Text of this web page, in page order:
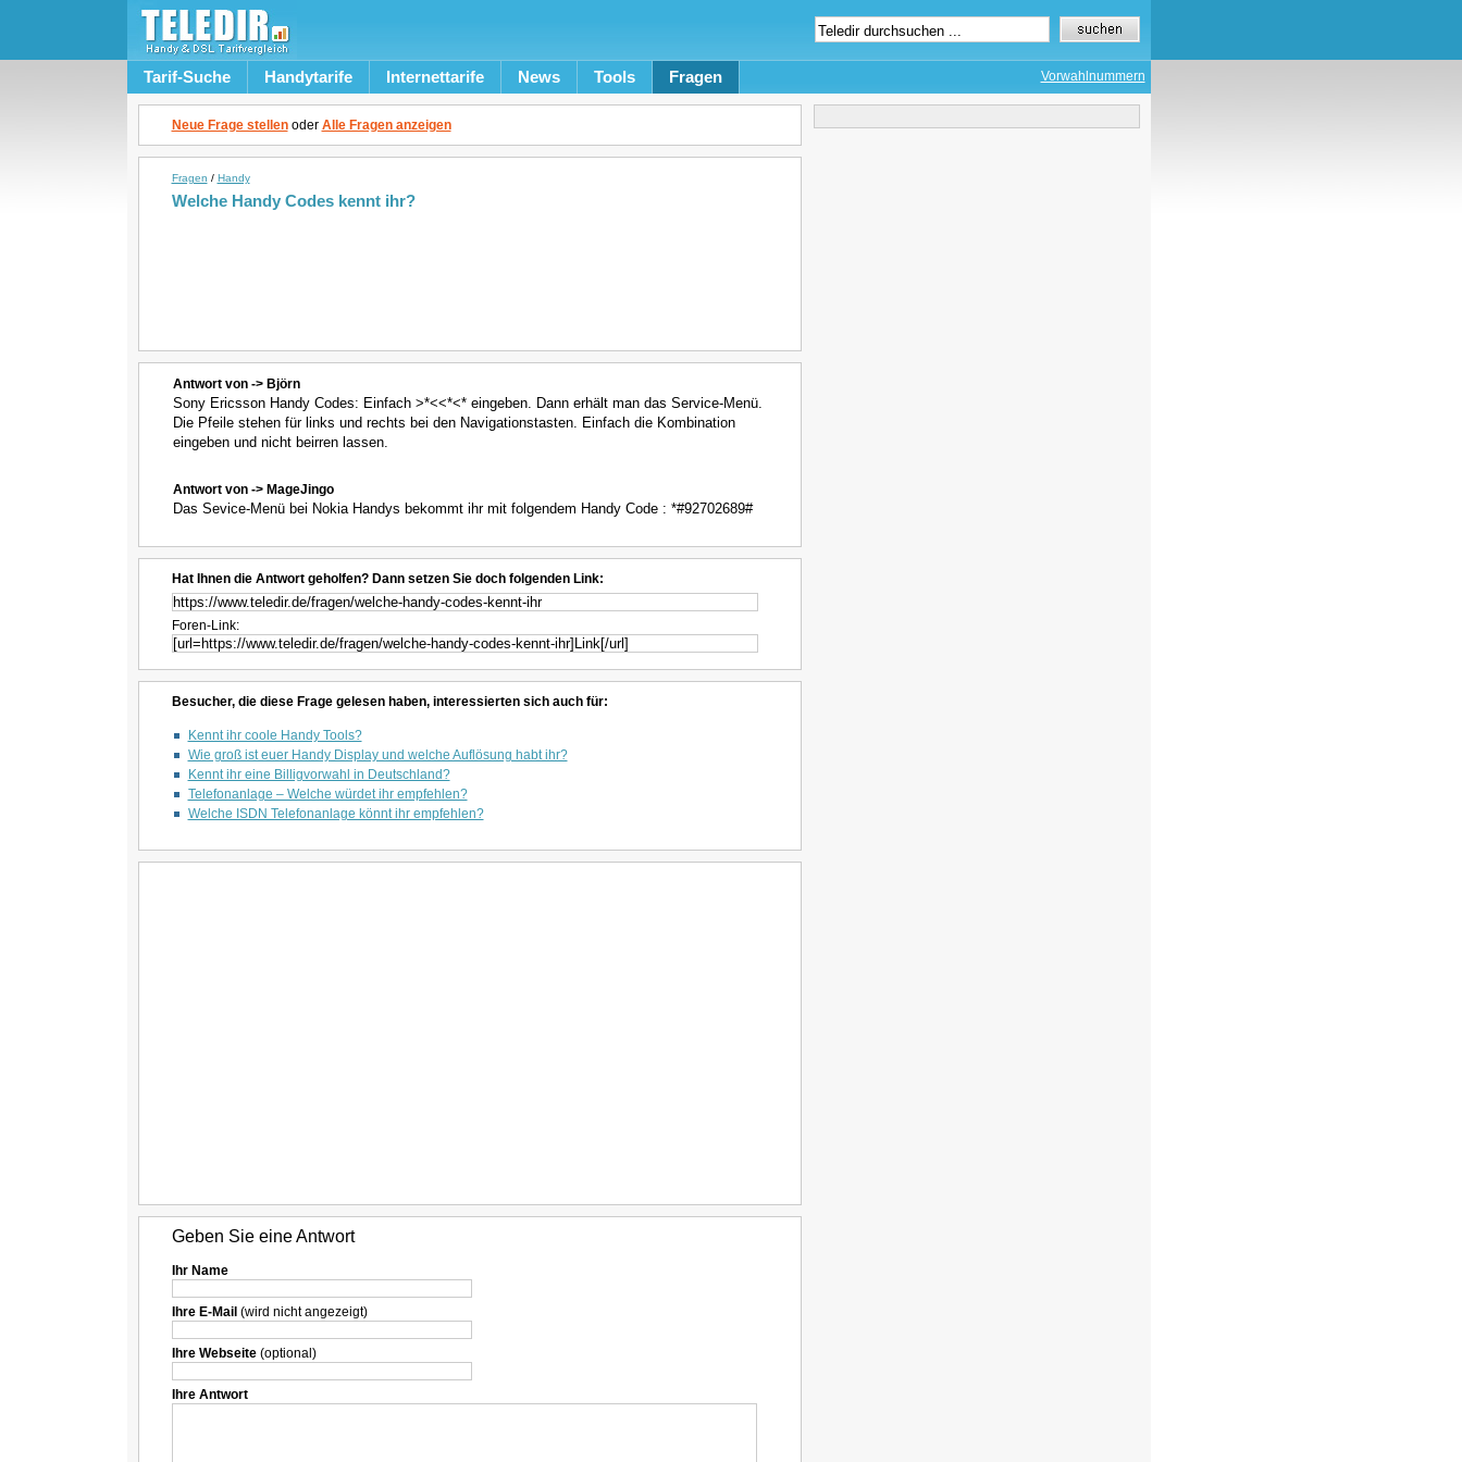
Tarif-Suche Handytarife Internettarife News Tools Fragen Vorwahlnummern
Neue Frage stellenoder Alle Fragen anzeigen
Fragen / Handy
Welche Handy Codes kennt ihr?
Antwort von -> Björn
Sony Ericsson Handy Codes: Einfach >*<<*<* eingeben. Dann erhält man das Service-Menü.
Die Pfeile stehen für links und rechts bei den Navigationstasten. Einfach die Kombination
eingeben und nicht beirren lassen.
Antwort von -> MageJingo
Das Sevice-Menü bei Nokia Handys bekommt ihr mit folgendem Handy Code : *#92702689#
Hat Ihnen die Antwort geholfen? Dann setzen Sie doch folgenden Link:
Foren-Link:
Besucher, die diese Frage gelesen haben, interessierten sich auch für:
Kennt ihr coole Handy Tools?
Wie groß ist euer Handy Display und welche Auflösung habt ihr?
Kennt ihr eine Billigvorwahl in Deutschland?
Telefonanlage – Welche würdet ihr empfehlen?
Welche ISDN Telefonanlage könnt ihr empfehlen?
Geben Sie eine Antwort
Ihr Name
Ihre E-Mail (wird nicht angezeigt)
Ihre Webseite(optional)
Ihre Antwort